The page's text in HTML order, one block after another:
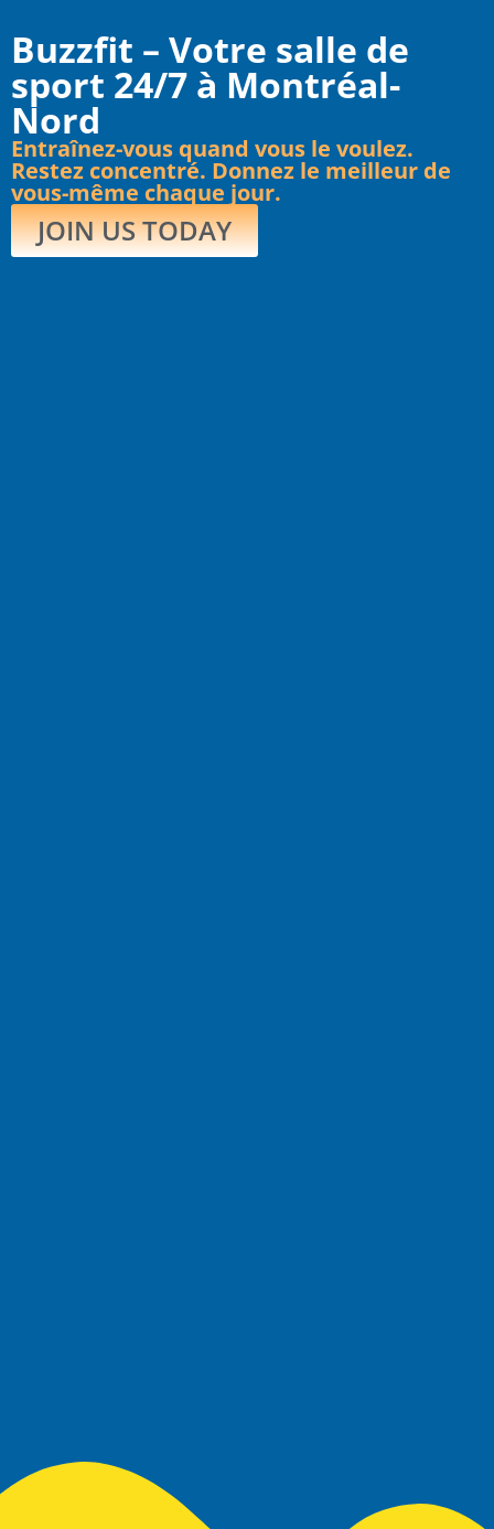
Buzzfit – Votre salle de
sport 24/7 à Montréal-
Nord
Entraînez-vous quand vous le voulez.
Restez concentré. Donnez le meilleur de
vous-même chaque jour.
JOIN US TODAY